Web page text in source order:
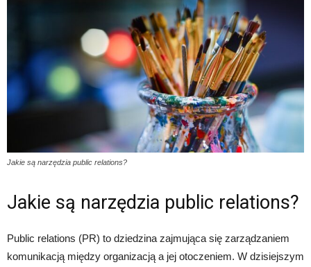
Jakie są narzędzia public relations?
Jakie są narzędzia public relations?
Public relations (PR) to dziedzina zajmująca się zarządzaniem
komunikacją między organizacją a jej otoczeniem. W dzisiejszym